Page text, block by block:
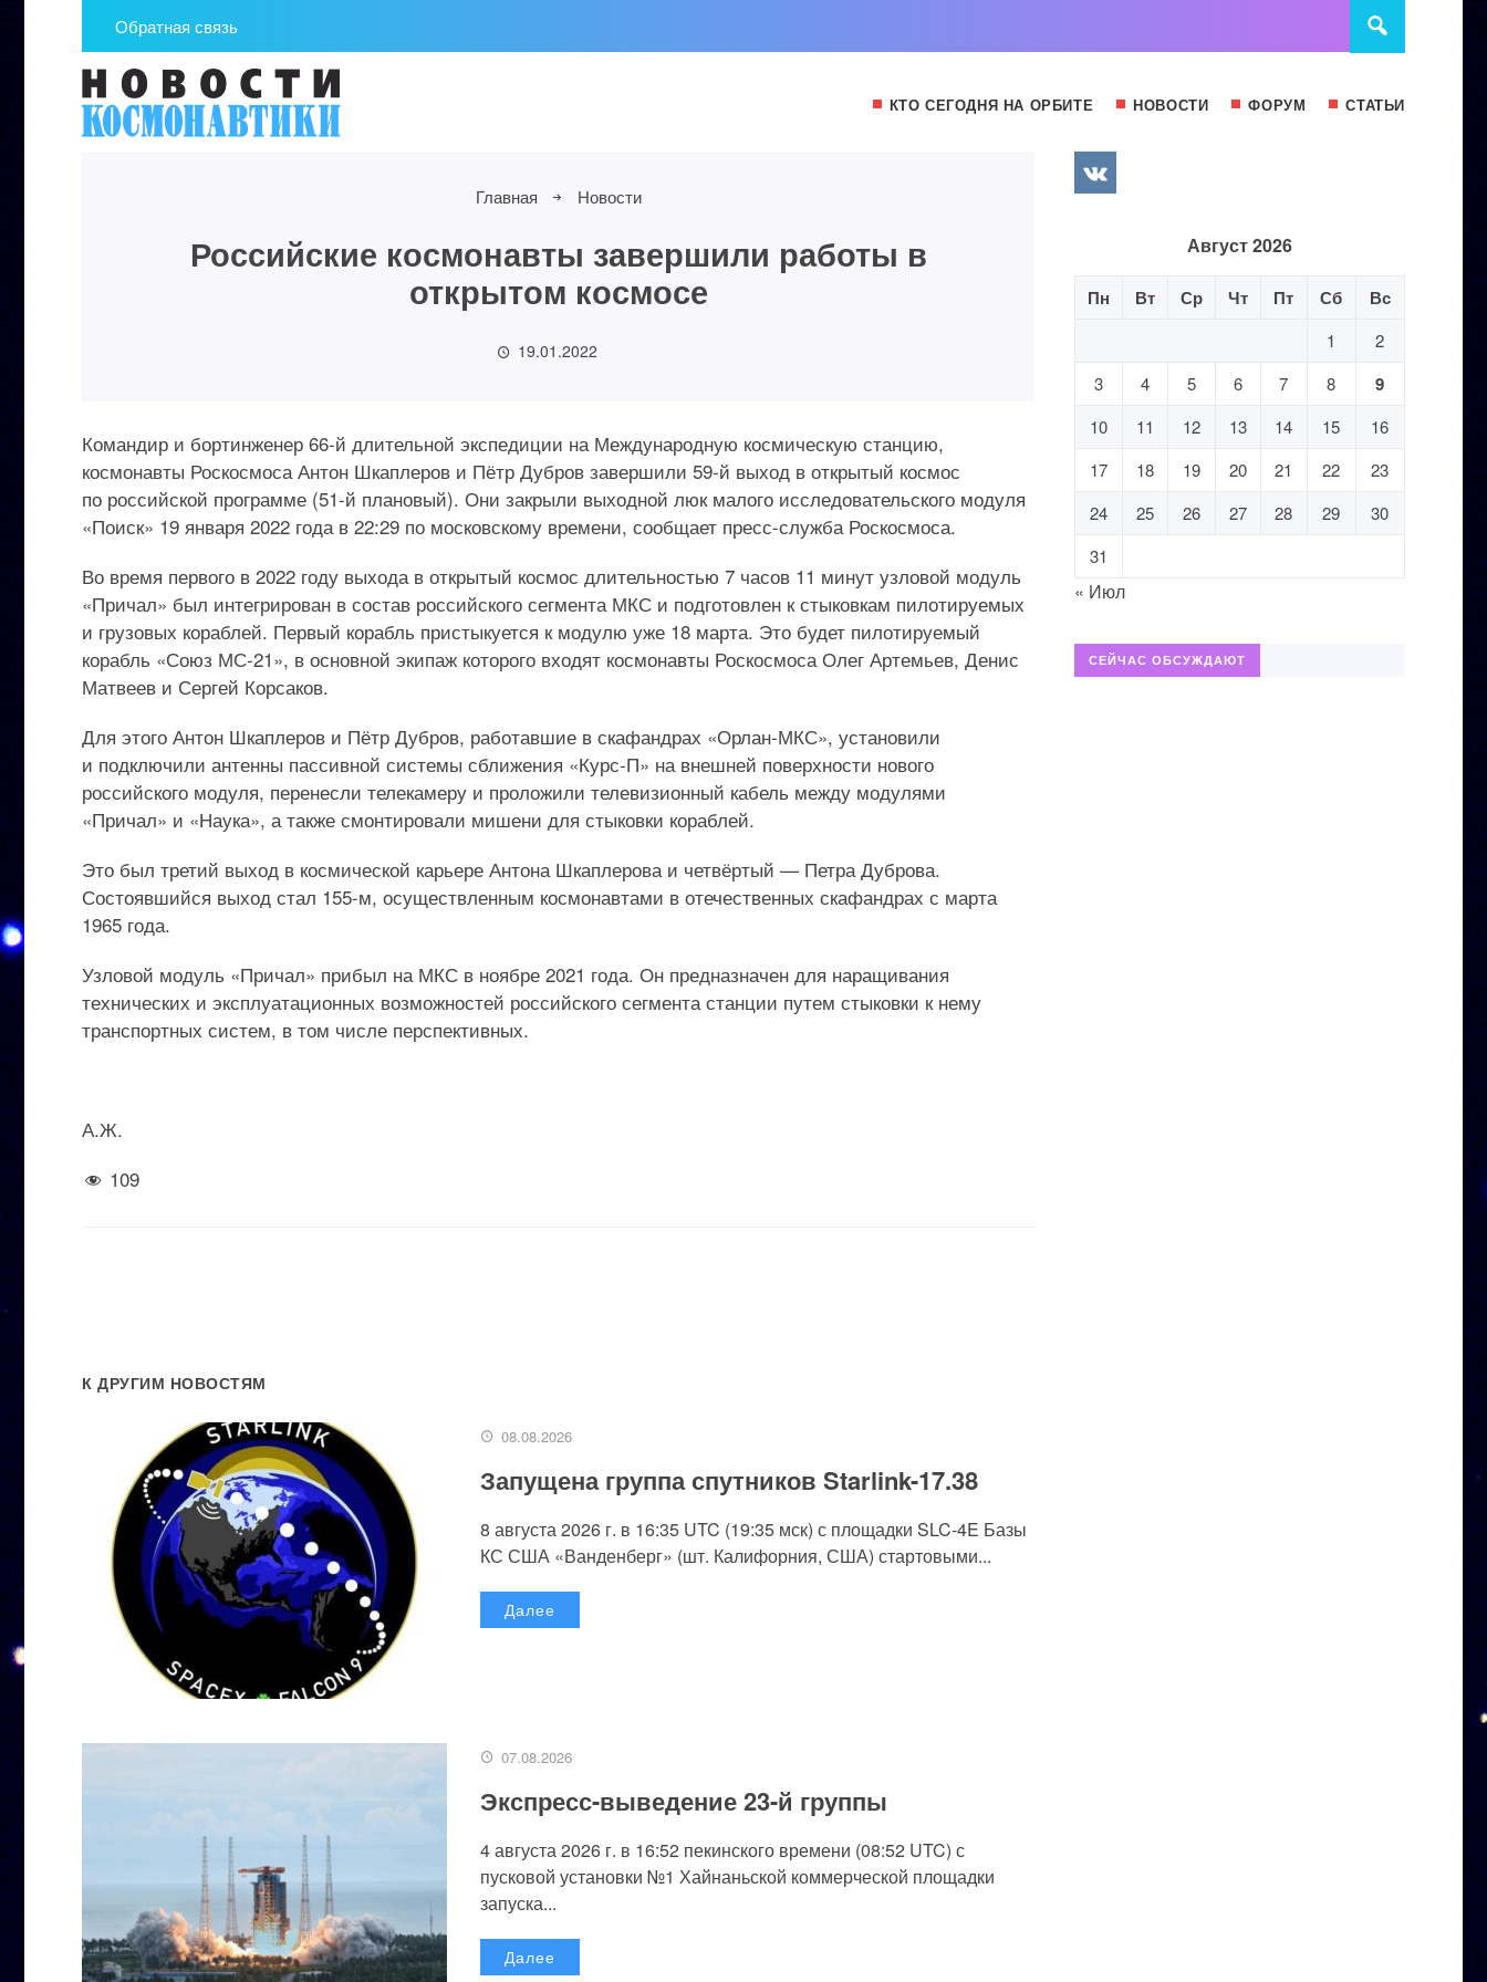
Обратная связь
КТО СЕГОДНЯ НА ОРБИТЕ НОВОСТИ ФОРУМ СТАТЬИ
Главная Новости
Российские космонавты завершили работы в
открытом космосе
19.01.2022
Командир и бортинженер 66-й длительной экспедиции на Международную космическую станцию,
космонавты Роскосмоса Антон Шкаплеров и Пётр Дубров завершили 59-й выход в открытый космос
по российской программе (51-й плановый). Они закрыли выходной люк малого исследовательского модуля
«Поиск» 19 января 2022 года в 22:29 по московскому времени, сообщает пресс-служба Роскосмоса.
Во время первого в 2022 году выхода в открытый космос длительностью 7 часов 11 минут узловой модуль
«Причал» был интегрирован в состав российского сегмента МКС и подготовлен к стыковкам пилотируемых
и грузовых кораблей. Первый корабль пристыкуется к модулю уже 18 марта. Это будет пилотируемый
корабль «Союз МС-21», в основной экипаж которого входят космонавты Роскосмоса Олег Артемьев, Денис
Матвеев и Сергей Корсаков.
Для этого Антон Шкаплеров и Пётр Дубров, работавшие в скафандрах «Орлан-МКС», установили
и подключили антенны пассивной системы сближения «Курс-П» на внешней поверхности нового
российского модуля, перенесли телекамеру и проложили телевизионный кабель между модулями
«Причал» и «Наука», а также смонтировали мишени для стыковки кораблей.
Это был третий выход в космической карьере Антона Шкаплерова и четвёртый — Петра Дуброва.
Состоявшийся выход стал 155-м, осуществленным космонавтами в отечественных скафандрах с марта
1965 года.
Узловой модуль «Причал» прибыл на МКС в ноябре 2021 года. Он предназначен для наращивания
технических и эксплуатационных возможностей российского сегмента станции путем стыковки к нему
транспортных систем, в том числе перспективных.
А.Ж.
109
К ДРУГИМ НОВОСТЯМ
08.08.2026
Запущена группа спутников Starlink-17.38
8 августа 2026 г. в 16:35 UTC (19:35 мск) с площадки SLC-4E Базы
КС США «Ванденберг» (шт. Калифорния, США) стартовыми...
Далее
07.08.2026
Экспресс-выведение 23-й группы
4 августа 2026 г. в 16:52 пекинского времени (08:52 UTC) с
пусковой установки №1 Хайнаньской коммерческой площадки
запуска...
Далее
Август 2026
Пн Вт Ср Чт Пт Сб Вс
1
2
3
4 5 6 7 8 9
10 11 12 13 14 15
16
17
18 19 20 21 22
23
24
25 26 27 28 29
30
31
« Июл
СЕЙЧАС ОБСУЖДАЮТ